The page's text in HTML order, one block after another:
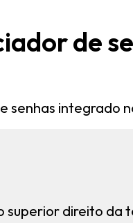
de
senhas integrado
superior direito da